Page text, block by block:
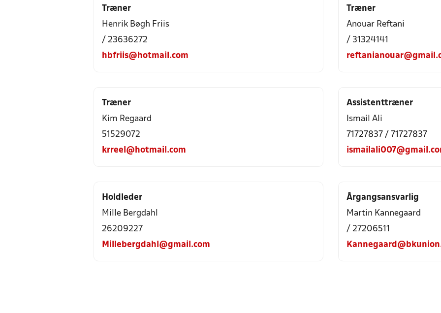
Træner
Henrik Bøgh Friis
/ 23636272
hbfriis@hotmail.com
Træner
Anouar Reftani
/ 31324141
Træner
Kim Regaard
51529072
krreel@hotmail.com
Assistenttræner
Ismail Ali
71727837 / 71727837
Holdleder
Mille Bergdahl
26209227
Millebergdahl@gmail.com
Årgangsansvarlig
Martin Kannegaard
/ 27206511